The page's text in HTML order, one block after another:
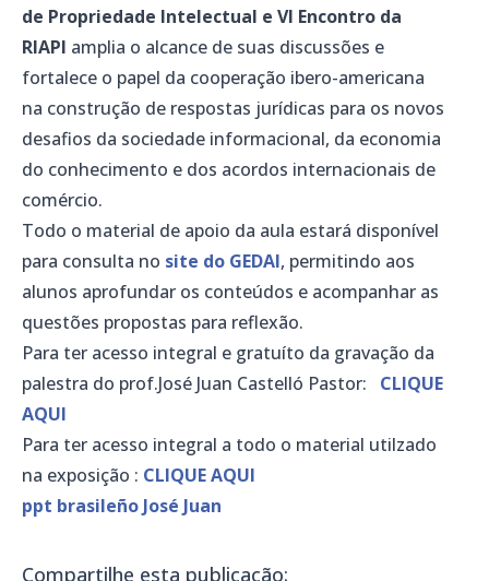
de Propriedade Intelectual e VI Encontro da
RIAPI amplia o alcance de suas discussões e
fortalece o papel da cooperação ibero-americana
na construção de respostas jurídicas para os novos
desafios da sociedade informacional, da economia
do conhecimento e dos acordos internacionais de
comércio.
Todo o material de apoio da aula estará disponível
para consulta no site do GEDAI, permitindo aos
alunos aprofundar os conteúdos e acompanhar as
questões propostas para reflexão.
Para ter acesso integral e gratuíto da gravação da
palestra do prof.José Juan Castelló Pastor: CLIQUE
AQUI
Para ter acesso integral a todo o material utilzado
na exposição : CLIQUE AQUI
ppt brasileño José Juan
Compartilhe esta publicação: